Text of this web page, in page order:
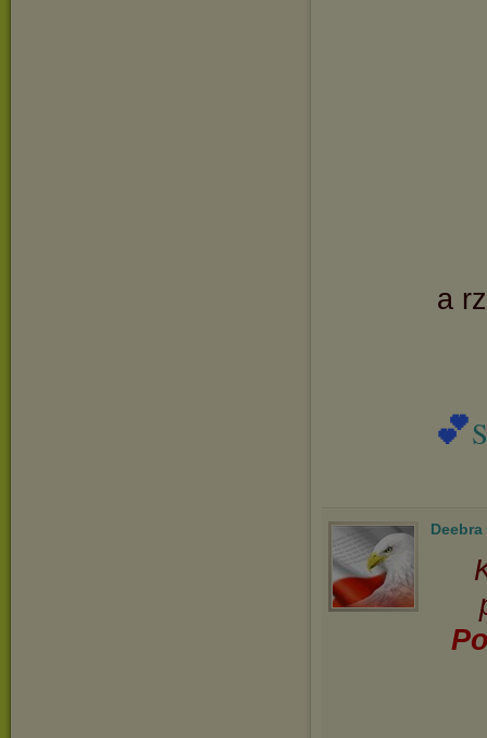
a
💕
Deebra